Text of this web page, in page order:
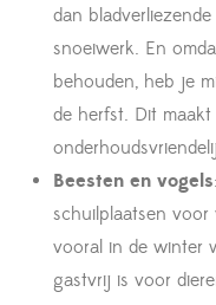
dan
snoeiwerk. En
behouden, heb je
de herfst. Dit
Beesten en vogels
schuilplaatsen voor
vooral in de winter
gastvrij is voor